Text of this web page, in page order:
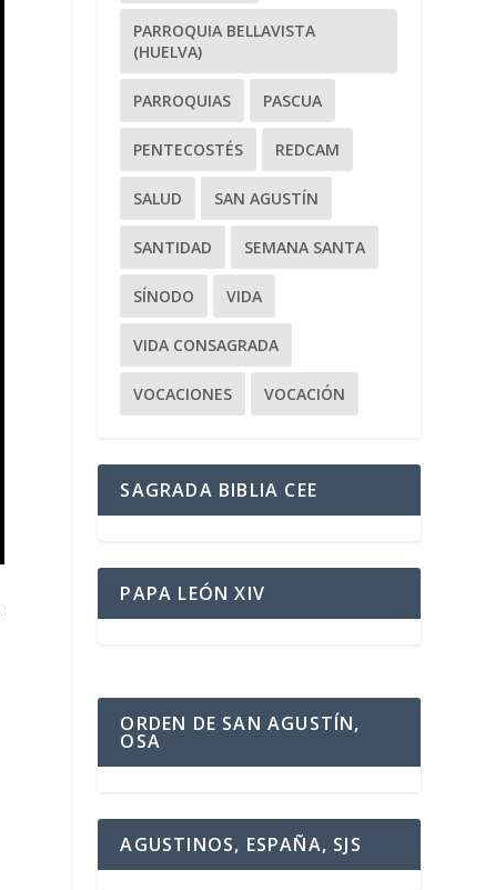
PARROQUIA BELLAVISTA
(HUELVA)
PARROQUIAS PASCUA
PENTECOSTÉS REDCAM
SALUD SAN AGUSTÍN
SANTIDAD SEMANA SANTA
SÍNODO VIDA
VIDA CONSAGRADA
VOCACIONES VOCACIÓN
SAGRADA BIBLIA CEE
PAPA LEÓN XIV
ORDEN DE SAN AGUSTÍN,
OSA
AGUSTINOS, ESPAÑA, SJS